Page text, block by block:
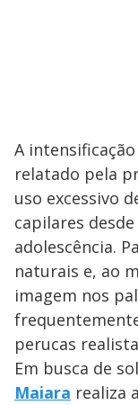
A
relatado pela
uso excessivo
capilares
adolescência.
naturais e, ao
imagem nos
perucas
Em busca de
Maiara realiza